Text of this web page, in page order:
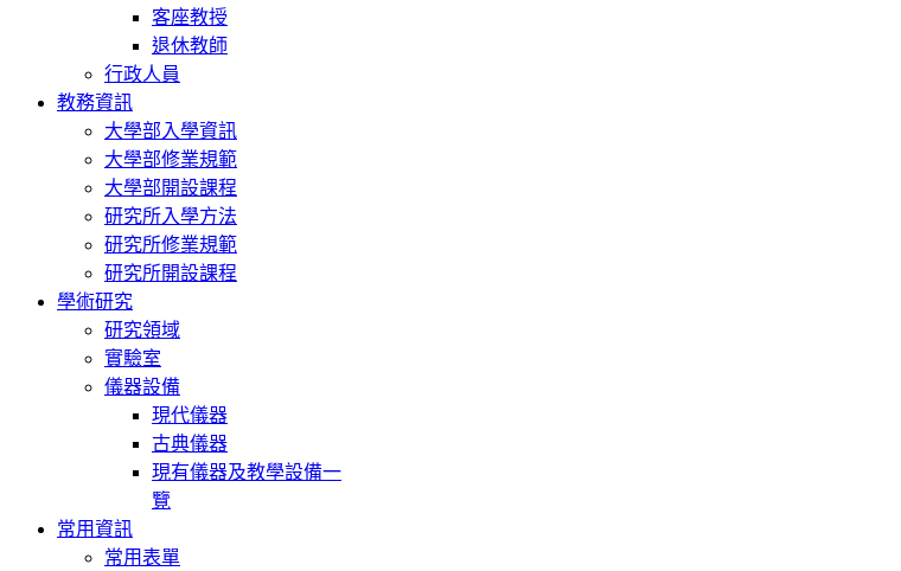
客座教授
退休教師
行政人員
教務資訊
大學部入學資訊
大學部修業規範
大學部開設課程
研究所入學方法
研究所修業規範
研究所開設課程
學術研究
研究領域
實驗室
儀器設備
現代儀器
古典儀器
現有儀器及教學設備一
覽
常用資訊
常用表單